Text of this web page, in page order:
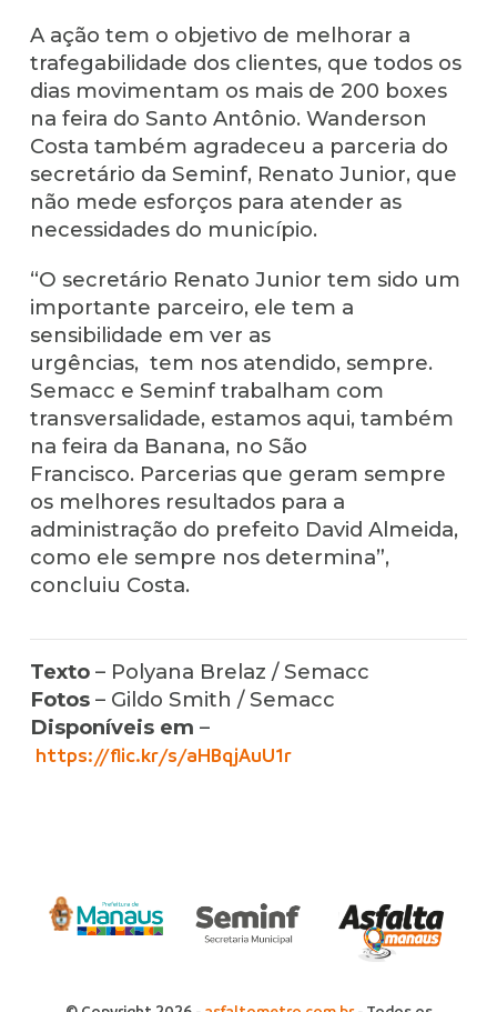
A ação tem o objetivo de melhorar a
trafegabilidade dos clientes, que todos os
dias movimentam os mais de 200 boxes
na feira do Santo Antônio. Wanderson
Costa também agradeceu a parceria do
secretário da Seminf, Renato Junior, que
não mede esforços para atender as
necessidades do município.
“O secretário Renato Junior tem sido um
importante parceiro, ele tem a
sensibilidade em ver as
urgências, tem nos atendido, sempre.
Semacc e Seminf trabalham com
transversalidade, estamos aqui, também
na feira da Banana, no São
Francisco. Parcerias que geram sempre
os melhores resultados para a
administração do prefeito David Almeida,
como ele sempre nos determina”,
concluiu Costa.
Texto– Polyana Brelaz / Semacc
Fotos– Gildo Smith / Semacc
Disponíveis em –
https://flic.kr/s/aHBqjAuU1r